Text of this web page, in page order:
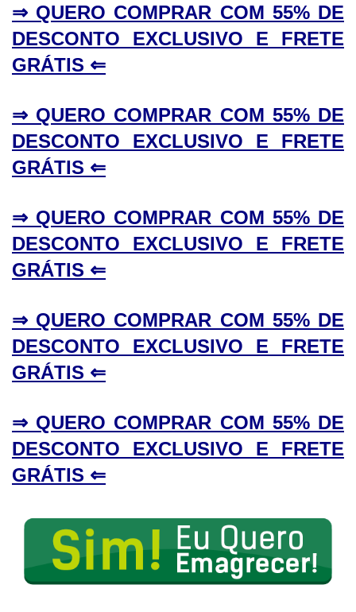
⇒ QUERO COMPRAR COM 55% DE
DESCONTO EXCLUSIVO E FRETE
GRÁTIS ⇐
⇒ QUERO COMPRAR COM 55% DE
DESCONTO EXCLUSIVO E FRETE
GRÁTIS ⇐
⇒ QUERO COMPRAR COM 55% DE
DESCONTO EXCLUSIVO E FRETE
GRÁTIS ⇐
⇒ QUERO COMPRAR COM 55% DE
DESCONTO EXCLUSIVO E FRETE
GRÁTIS ⇐
⇒ QUERO COMPRAR COM 55% DE
DESCONTO EXCLUSIVO E FRETE
GRÁTIS ⇐